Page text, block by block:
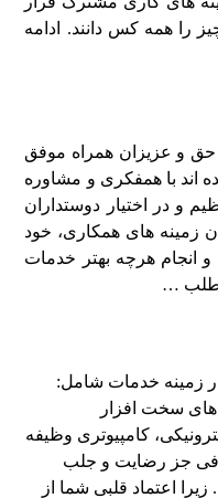
را همه کس دانند.
ادامه
و عزیزان همراه موفق
اند با همفکری و مشاوره
و در اختیار دوستداران
زمینه های همکاری، خود
و انجام هرچه بهتر خدمات
…
زمینه خدمات شامل:
سخت افزار
کامپیوتری وظیفه
هدفی جز رضایت و جلب
زیرا اعتماد قلبی شما از